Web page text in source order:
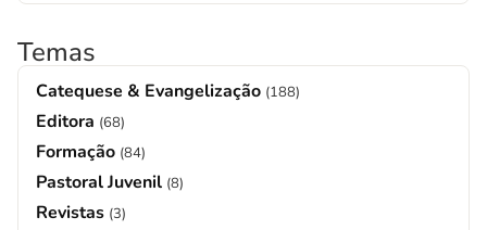
Temas
Catequese & Evangelização (188)
Editora (68)
Formação (84)
Pastoral Juvenil (8)
Revistas (3)